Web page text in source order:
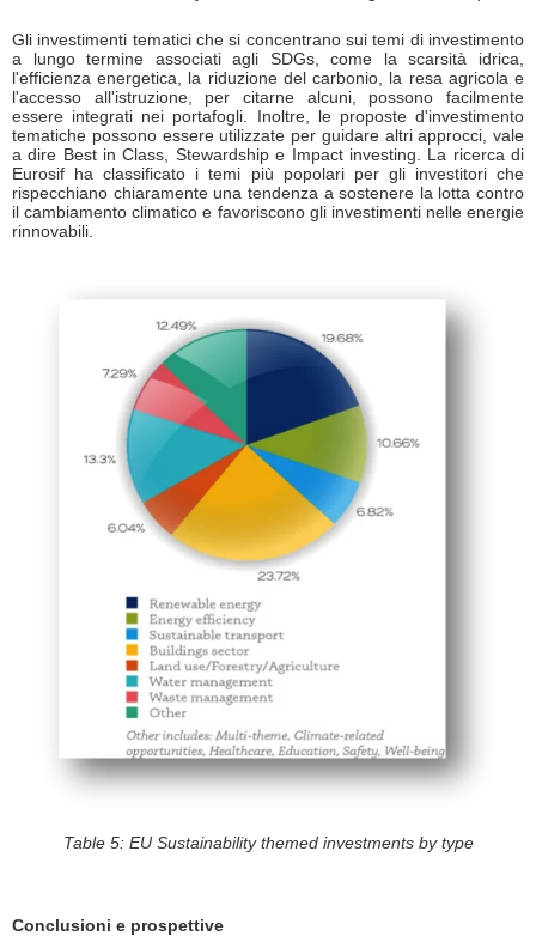
Gli investimenti tematici che si concentrano sui temi di investimento
a lungo termine associati agli SDGs, come la scarsità idrica,
l'efficienza energetica, la riduzione del carbonio, la resa agricola e
l'accesso all'istruzione, per citarne alcuni, possono facilmente
essere integrati nei portafogli. Inoltre, le proposte d'investimento
tematiche possono essere utilizzate per guidare altri approcci, vale
a dire Best in Class, Stewardship e Impact investing. La ricerca di
Eurosif ha classificato i temi più popolari per gli investitori che
rispecchiano chiaramente una tendenza a sostenere la lotta contro
il cambiamento climatico e favoriscono gli investimenti nelle energie
rinnovabili.
Table 5: EU Sustainability themed investments by type
Conclusioni e prospettive